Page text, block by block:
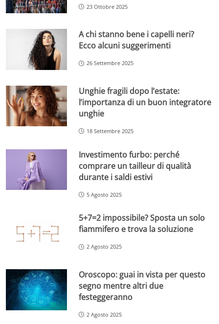
23 Ottobre 2025
A chi stanno bene i capelli neri?
Ecco alcuni suggerimenti
26 Settembre 2025
Unghie fragili dopo l’estate:
l’importanza di un buon integratore
unghie
18 Settembre 2025
Investimento furbo: perché
comprare un tailleur di qualità
durante i saldi estivi
5 Agosto 2025
5+7=2 impossibile? Sposta un solo
fiammifero e trova la soluzione
2 Agosto 2025
Oroscopo: guai in vista per questo
segno mentre altri due
festeggeranno
2 Agosto 2025